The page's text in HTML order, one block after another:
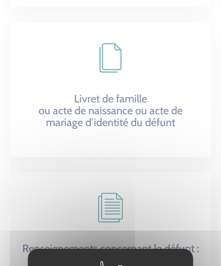
Livret de famille
ou acte de naissance ou acte de
mariage d'identité du défunt
Renseignements concernant le défunt :
profession, domicile…